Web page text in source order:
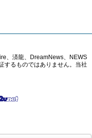
、済龍、DreamNews、NEWS
するものではありません。当社